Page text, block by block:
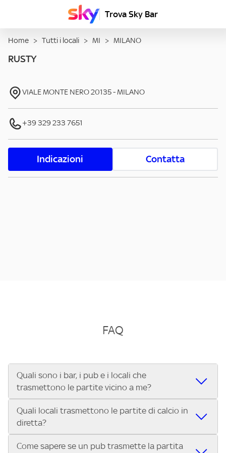
Trova Sky Bar
Home > Tutti i locali > MI > MILANO
RUSTY
VIALE MONTE NERO20135-MILANO
+39 329 233 7651
Indicazioni Contatta
FAQ
Quali sono i bar, i pub e i locali che
trasmettono le partite vicino a me?
Se cerchi un bar, pub, ristorante o locale vicino a te per
vedere le partite di Serie A ENILIVE, la Serie C Sky Wifi, la
UEFA Champions League, la UEFA Europa League, la UEFA
Conference League, il Tennis, la Formula 1®, la MotoGP™ e
Quali locali trasmettono le partite di calcio in
diretta?
Vuoi sapere quali bar, pub o ristoranti mostrano le partite
Come sapere se un pub trasmette la partita